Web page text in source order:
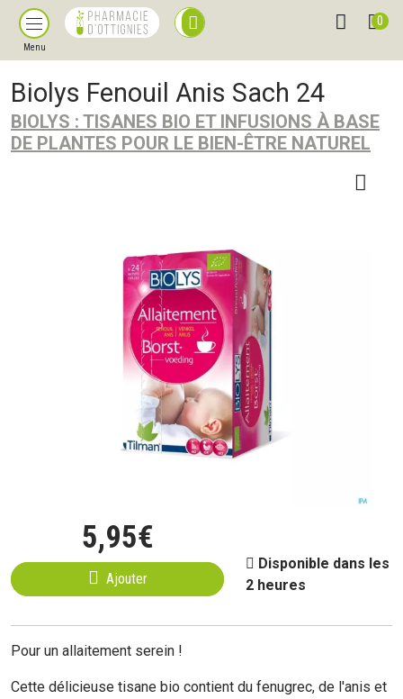
Menu
0
Biolys Fenouil Anis Sach 24
BIOLYS : TISANES BIO ET INFUSIONS À BASE
DE PLANTES POUR LE BIEN-ÊTRE NATUREL
5,95€
Ajouter
Disponible dans les
2 heures
Pour un allaitement serein !
Cette délicieuse tisane bio contient du fenugrec, de l'anis et